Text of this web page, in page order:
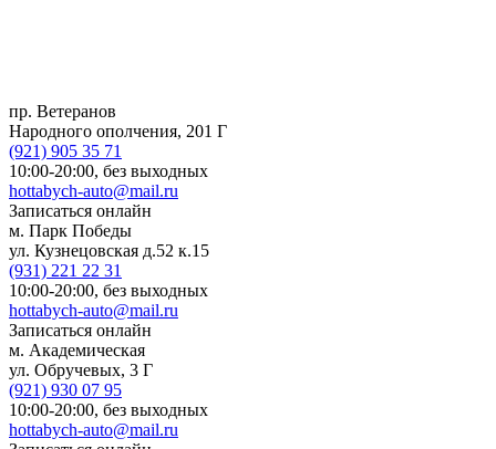
пр. Ветеранов
Народного ополчения, 201 Г
(921) 905 35 71
10:00-20:00, без выходных
hottabych-auto@mail.ru
Записаться онлайн
м. Парк Победы
ул. Кузнецовская д.52 к.15
(931) 221 22 31
10:00-20:00, без выходных
hottabych-auto@mail.ru
Записаться онлайн
м. Академическая
ул. Обручевых, 3 Г
(921) 930 07 95
10:00-20:00, без выходных
hottabych-auto@mail.ru